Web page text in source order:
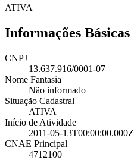
ATIVA
Informações Básicas
CNPJ
13.637.916/0001-07
Nome Fantasia
Não informado
Situação Cadastral
ATIVA
Início de Atividade
2011-05-13T00:00:00.000Z
CNAE Principal
4712100